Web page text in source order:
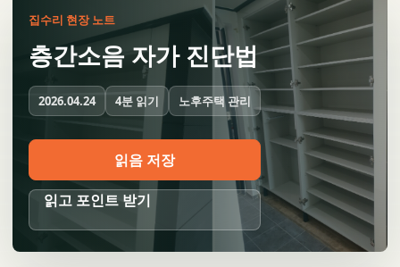
집수리 현장 노트
층간소음 자가 진단법
2026.04.24 4분 읽기 노후주택 관리
읽음 저장
읽고 포인트 받기